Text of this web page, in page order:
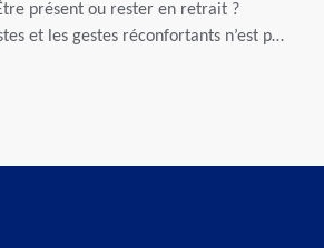
présent ou rester en retrait ?
et les gestes réconfortants n’est pas